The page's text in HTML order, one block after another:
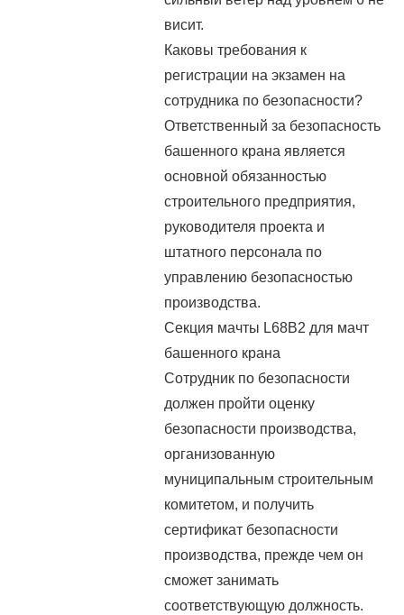
висит.
Каковы требования к
регистрации на экзамен на
сотрудника по безопасности?
Ответственный за безопасность
башенного крана является
основной обязанностью
строительного предприятия,
руководителя проекта и
штатного персонала по
управлению безопасностью
производства.
Секция мачты L68B2 для мачт
башенного крана
Сотрудник по безопасности
должен пройти оценку
безопасности производства,
организованную
муниципальным строительным
комитетом, и получить
сертификат безопасности
производства, прежде чем он
сможет занимать
соответствующую должность.